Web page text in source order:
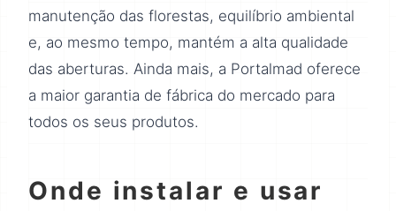
manutenção das florestas, equilíbrio ambiental
e, ao mesmo tempo, mantém a alta qualidade
das aberturas. Ainda mais, a Portalmad oferece
a maior garantia de fábrica do mercado para
todos os seus produtos.
Onde instalar e usar